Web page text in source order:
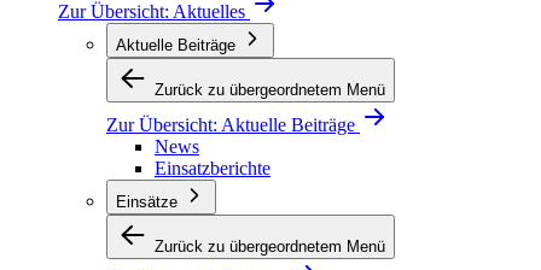
Zur Übersicht: Aktuelles
Aktuelle Beiträge
Zurück zu übergeordnetem Menü
Zur Übersicht: Aktuelle Beiträge
News
Einsatzberichte
Einsätze
Zurück zu übergeordnetem Menü